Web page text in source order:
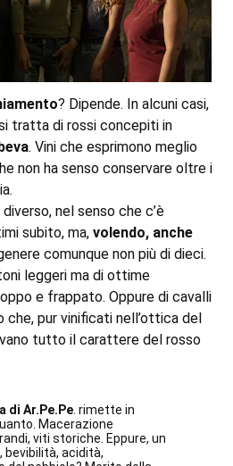
? Dipende. In alcuni casi,
tratta di rossi concepiti in
. Vini che esprimono meglio
non ha senso conservare oltre i
nel senso che c’è
subito, ma, volendo, anche
comunque non più di dieci.
leggeri ma di ottime
e frappato. Oppure di cavalli
che, pur vinificati nell’ottica del
tutto il carattere del rosso
di Ar.Pe.Pe . rimette in
Macerazione
viti storiche. Eppure, un
bevibilità, acidità,